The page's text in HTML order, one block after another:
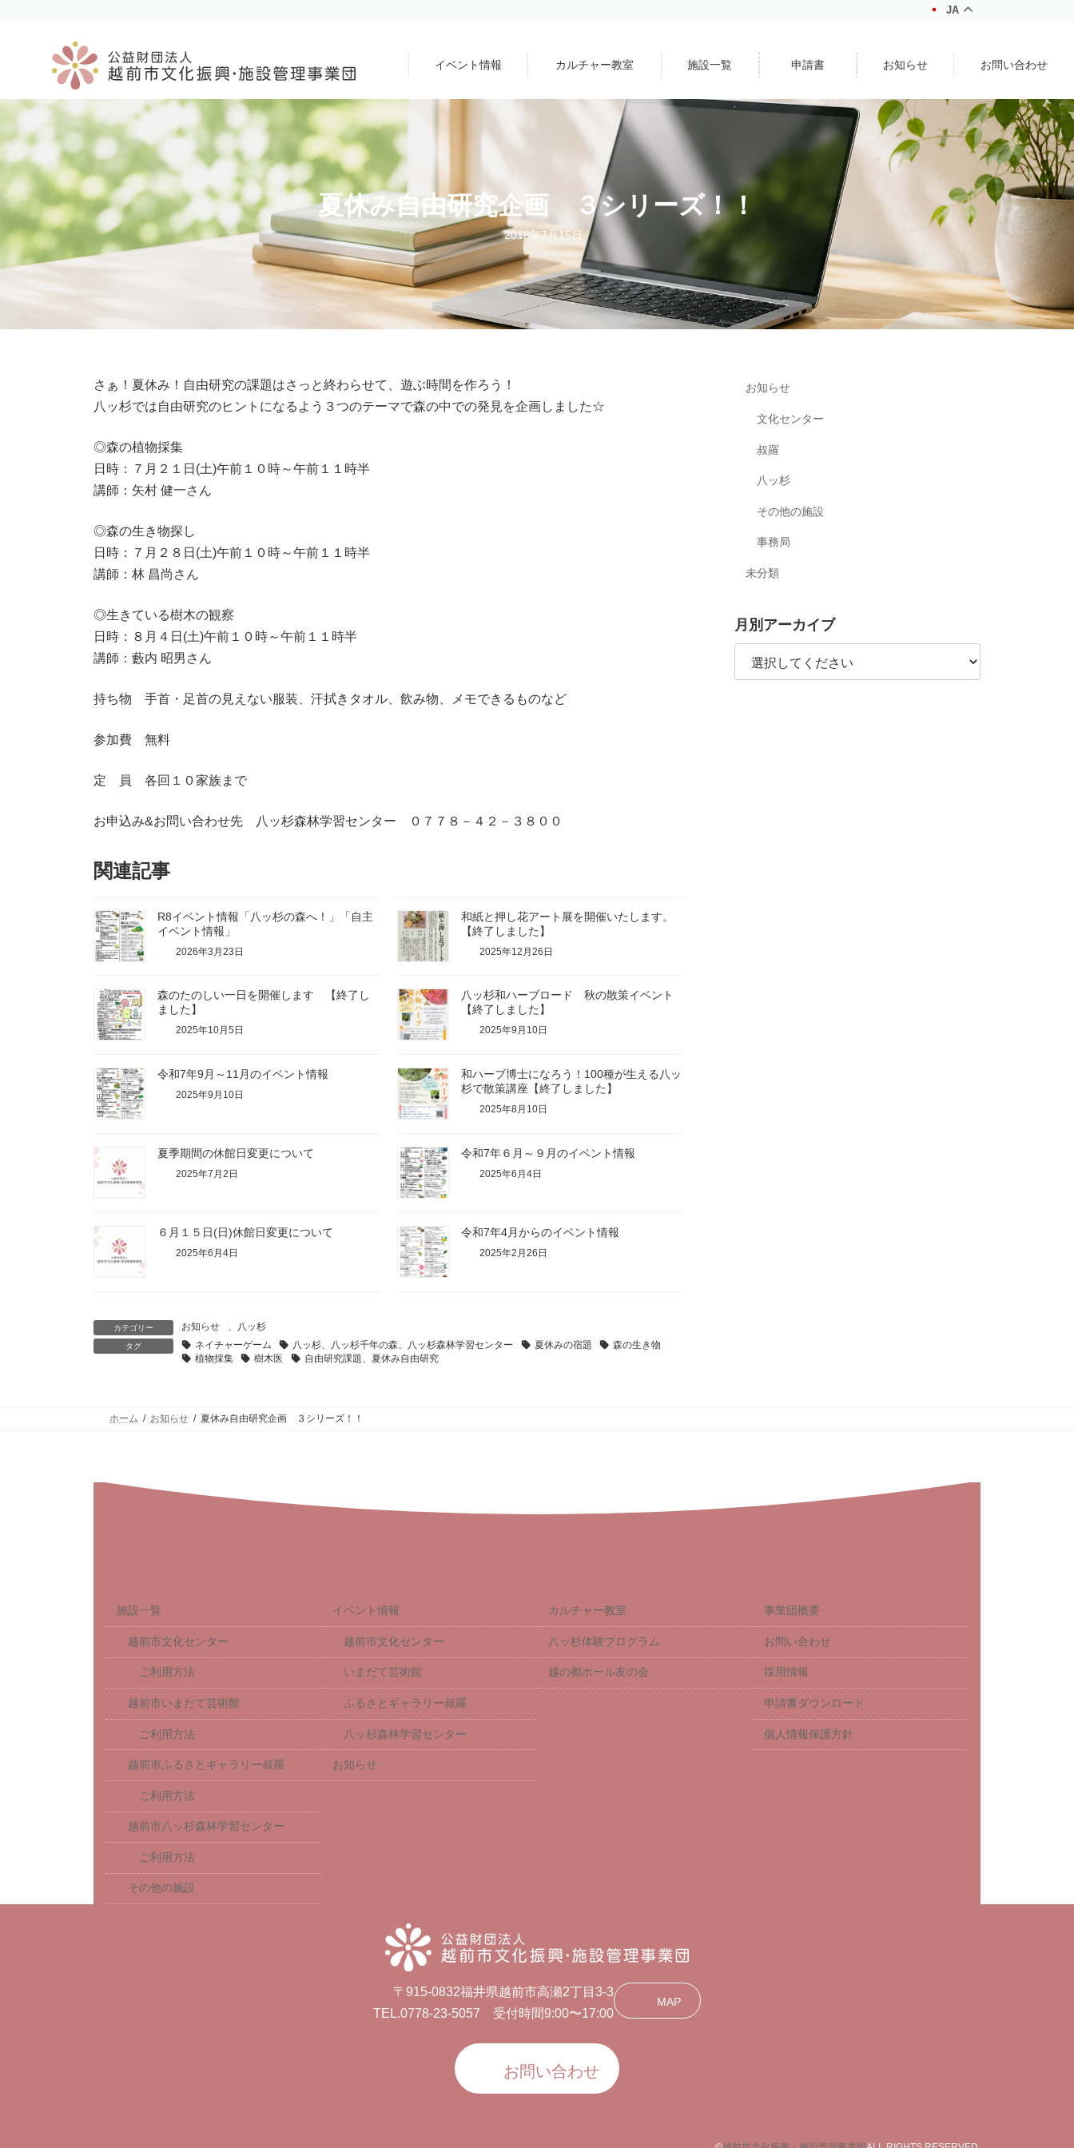
ス
ッ
プ
ン
移
動
JA
イベント情報 カルチャー教室 施設一覧 申請書 お知らせ お問い合わせ
夏休み自由研究企画 ３シリーズ！！
2018年7月15日
さぁ！夏休み！自由研究の課題はさっと終わらせて、遊ぶ時間を作ろう！
八ッ杉では自由研究のヒントになるよう３つのテーマで森の中での発見を企画しました☆
◎森の植物採集
日時：７月２１日(土)午前１０時～午前１１時半
講師：矢村 健一さん
◎森の生き物探し
日時：７月２８日(土)午前１０時～午前１１時半
講師：林 昌尚さん
◎生きている樹木の観察
日時：８月４日(土)午前１０時～午前１１時半
講師：藪内 昭男さん
持ち物 手首・足首の見えない服装、汗拭きタオル、飲み物、メモできるものなど
参加費 無料
定 員 各回１０家族まで
お申込み&お問い合わせ先 八ッ杉森林学習センター ０７７８－４２－３８００
関連記事
R8イベント情報「八ッ杉の森へ！」「自主
イベント情報」
2026年3月23日
和紙と押し花アート展を開催いたします。
【終了しました】
2025年12月26日
森のたのしい一日を開催します 【終了し
ました】
2025年10月5日
八ッ杉和ハーブロード 秋の散策イベント
【終了しました】
2025年9月10日
令和7年9月～11月のイベント情報
2025年9月10日
和ハーブ博士になろう！100種が生える八ッ
杉で散策講座【終了しました】
2025年8月10日
夏季期間の休館日変更について
2025年7月2日
令和7年６月～９月のイベント情報
2025年6月4日
６月１５日(日)休館日変更について
2025年6月4日
令和7年4月からのイベント情報
2025年2月26日
カテゴリー お知らせ 八ッ杉
タグ ネイチャーゲーム 八ッ杉、八ッ杉千年の森、八ッ杉森林学習センター 夏休みの宿題
森の生き物
植物採集
樹木医 自由研究課題、夏休み自由研究
お知らせ
文化センター
叔羅
八ッ杉
その他の施設
事務局
未分類
月別アーカイブ
ホーム お知らせ 夏休み自由研究企画 ３シリーズ！！
施設一覧
越前市文化センター
ご利用方法
越前市いまだて芸術館
ご利用方法
越前市ふるさとギャラリー叔羅
ご利用方法
越前市八ッ杉森林学習センター
ご利用方法
その他の施設
イベント情報
越前市文化センター
いまだて芸術館
ふるさとギャラリー叔羅
八ッ杉森林学習センター
お知らせ
カルチャー教室
八ッ杉体験プログラム
越の都ホール友の会
事業団概要
お問い合わせ
採用情報
申請書ダウンロード
個人情報保護方針
〒915-0832福井県越前市高瀬2丁目3-3
TEL.0778-23-5057 受付時間9:00〜17:00
MAP
お問い合わせ